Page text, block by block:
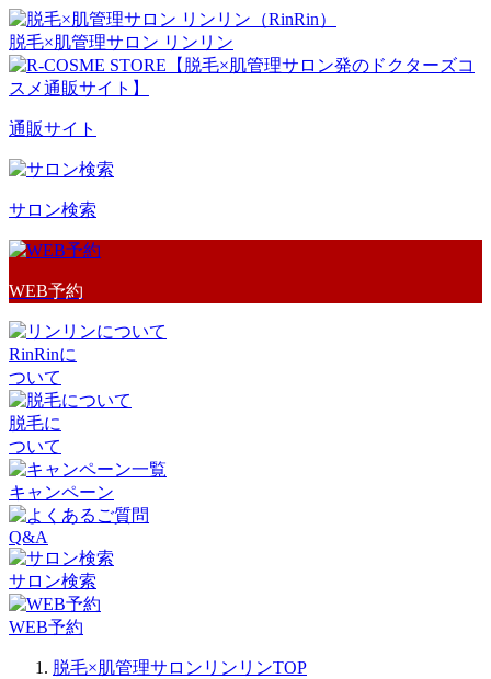
脱毛×肌管理サロン リンリン
通販サイト
サロン検索
WEB予約
RinRinに
ついて
脱毛に
ついて
キャンペーン
Q&A
サロン検索
WEB予約
脱毛×肌管理サロンリンリンTOP